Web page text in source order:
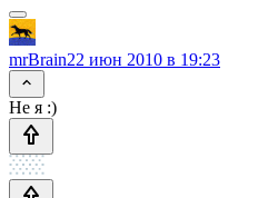
mrBrain22 июн 2010 в 19:23
Не я :)